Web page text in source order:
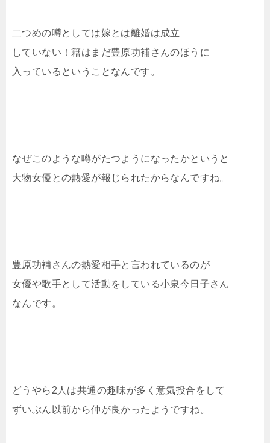
二つめの噂としては嫁とは離婚は成立
していない！籍はまだ豊原功補さんのほうに
入っているということなんです。
なぜこのような噂がたつようになったかというと
大物女優との熱愛が報じられたからなんですね。
豊原功補さんの熱愛相手と言われているのが
女優や歌手として活動をしている小泉今日子さん
なんです。
どうやら2人は共通の趣味が多く意気投合をして
ずいぶん以前から仲が良かったようですね。